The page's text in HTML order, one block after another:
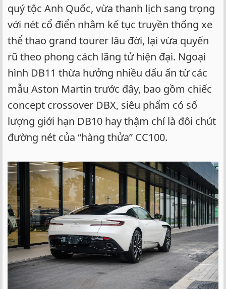
quý tộc Anh Quốc, vừa thanh lịch sang trọng
với nét cổ điển nhằm kế tục truyền thống xe
thể thao grand tourer lâu đời, lại vừa quyến
rũ theo phong cách lãng tử hiện đại. Ngoại
hình DB11 thừa hưởng nhiều dấu ấn từ các
mẫu Aston Martin trước đây, bao gồm chiếc
concept crossover DBX, siêu phẩm có số
lượng giới hạn DB10 hay thậm chí là đôi chút
đường nét của “hàng thửa” CC100.